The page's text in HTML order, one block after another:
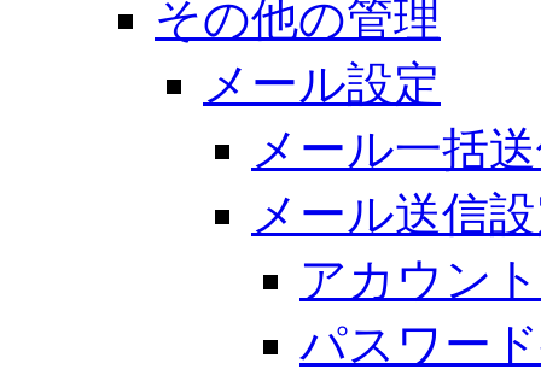
その他の管理
メール設定
メール一括
メール送信
アカウン
パスワー